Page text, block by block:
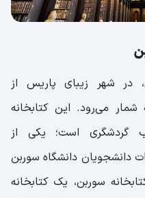
در شهر زیبای پاریس از
شمار می‌رود. این کتابخانه
گردشگری است؛ یکی از
دانشجویان دانشگاه سوربن
سوربن، یک کتابخانه